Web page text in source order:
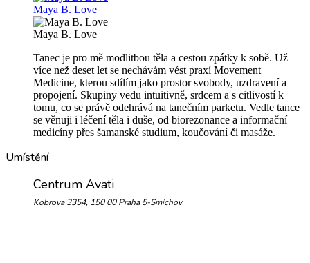
Maya B. Love
Maya B. Love
Tanec je pro mě modlitbou těla a cestou zpátky k sobě. Už
více než deset let se nechávám vést praxí Movement
Medicine, kterou sdílím jako prostor svobody, uzdravení a
propojení. Skupiny vedu intuitivně, srdcem a s citlivostí k
tomu, co se právě odehrává na tanečním parketu. Vedle tance
se věnuji i léčení těla i duše, od biorezonance a informační
medicíny přes šamanské studium, koučování či masáže.
Umístění
Centrum Avati
Kobrova 3354, 150 00 Praha 5-Smíchov